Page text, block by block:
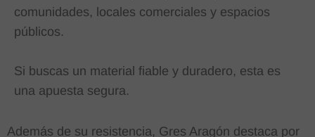
comunidades, locales comerciales y espacios
públicos.
Si buscas un material fiable y duradero, esta es
una apuesta segura.
Además de su resistencia, Gres Aragón destaca por